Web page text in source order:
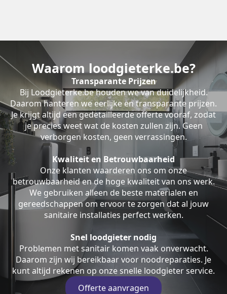
Waarom loodgieterke.be?
Transparante Prijzen
Bij Loodgieterke.be houden we van duidelijkheid.
Daarom hanteren we eerlijke en transparante prijzen.
Je krijgt altijd een gedetailleerde offerte vooraf, zodat
je precies weet wat de kosten zullen zijn. Geen
verborgen kosten, geen verrassingen.
Kwaliteit en Betrouwbaarheid
Onze klanten waarderen ons om onze
betrouwbaarheid en de hoge kwaliteit van ons werk.
We gebruiken alleen de beste materialen en
gereedschappen om ervoor te zorgen dat al jouw
sanitaire installaties perfect werken.
Snel loodgieter nodig
Problemen met sanitair komen vaak onverwacht.
Daarom zijn wij bereikbaar voor noodreparaties. Je
kunt altijd rekenen op onze snelle loodgieter service.
Offerte aanvragen